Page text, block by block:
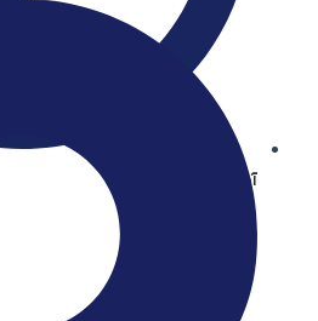
آیساسنتر در بله